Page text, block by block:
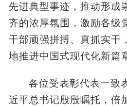
先进典型事迹，推动形成
齐的浓厚氛围，激励各级
干部顽强拼搏、真抓实干
地推进中国式现代化新篇
各位受表彰代表一致
近平总书记殷殷嘱托，倍